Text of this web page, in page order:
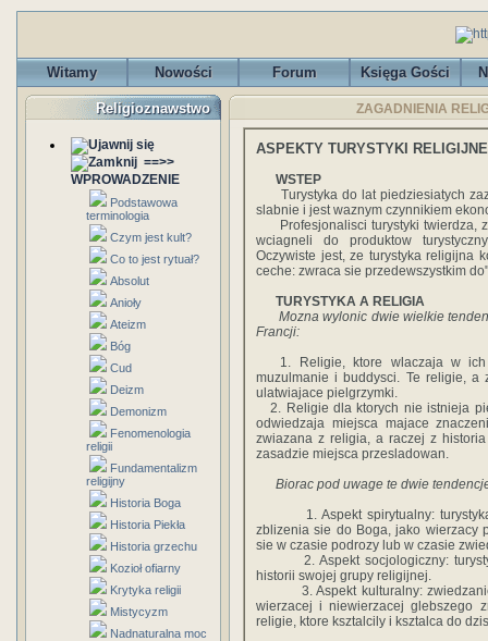
Witamy Nowości Forum Księga Gości
Religioznawstwo
==>>
WPROWADZENIE
Podstawowa
terminologia
Czym jest kult?
Co to jest rytuał?
Absolut
Anioły
Ateizm
Bóg
Cud
Deizm
Demonizm
Fenomenologia
religii
Fundamentalizm
religijny
Historia Boga
Historia Piekła
Historia grzechu
Kozioł ofiarny
Krytyka religii
Mistycyzm
Nadnaturalna moc
ZAGADNIENIA
ASPEKTY TURYSTYKI
WSTEP
Turystyka do lat piedziesiatych
slabnie i jest waznym czynnikiem
Profesjonalisci turystyki twierdza,
wciagneli do produktow
Oczywiste jest, ze turystyka religijna
ceche: zwraca sie przedewszystkim
TURYSTYKA A RELIGIA
Mozna wylonic dwie wielkie
Francji:
1. Religie, ktore wlaczaja w ich
muzulmanie i buddysci. Te religie, a
ulatwiajace pielgrzymki.
2. Religie dla ktorych nie istnieja
odwiedzaja miejsca majace
zwiazana z religia, a raczej z
zasadzie miejsca przesladowan.
Biorac pod uwage te dwie
1. Aspekt spirytualny: turystyka
zblizenia sie do Boga, jako wierzacy
sie w czasie podrozy lub w czasie
2. Aspekt socjologiczny:
historii swojej grupy religijnej.
3. Aspekt kulturalny: zwiedzanie
wierzacej i niewierzacej glebszego
religie, ktore ksztalcily i ksztalca do